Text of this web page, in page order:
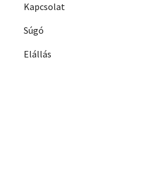
Kapcsolat
Súgó
Elállás